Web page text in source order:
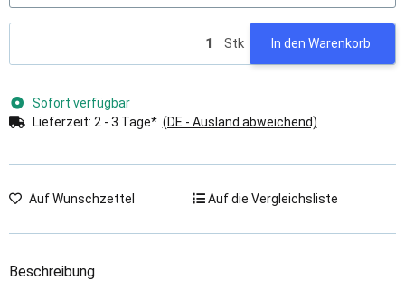
Stk In den Warenkorb
Sofort verfügbar
Lieferzeit: 2 - 3 Tage* (DE - Ausland abweichend)
Auf Wunschzettel Auf die Vergleichsliste
Beschreibung